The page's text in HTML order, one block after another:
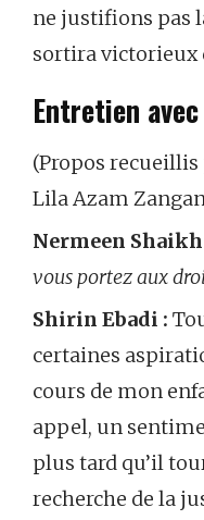
ne justifions pas
sortira victorieux
Entretien
(Propos
Lila Azam
Nermeen Shaikh
vous portez aux
Shirin Ebadi :
certaines
cours de mon
appel, un
plus tard qu’il
recherche de la